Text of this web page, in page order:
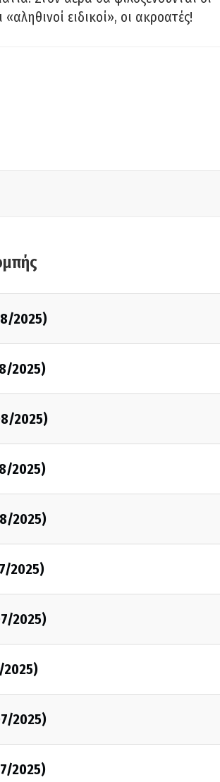
ειδικοί», οι ακροατές!
2025)
2025)
2025)
2025)
2025)
2025)
2025)
2025)
2025)